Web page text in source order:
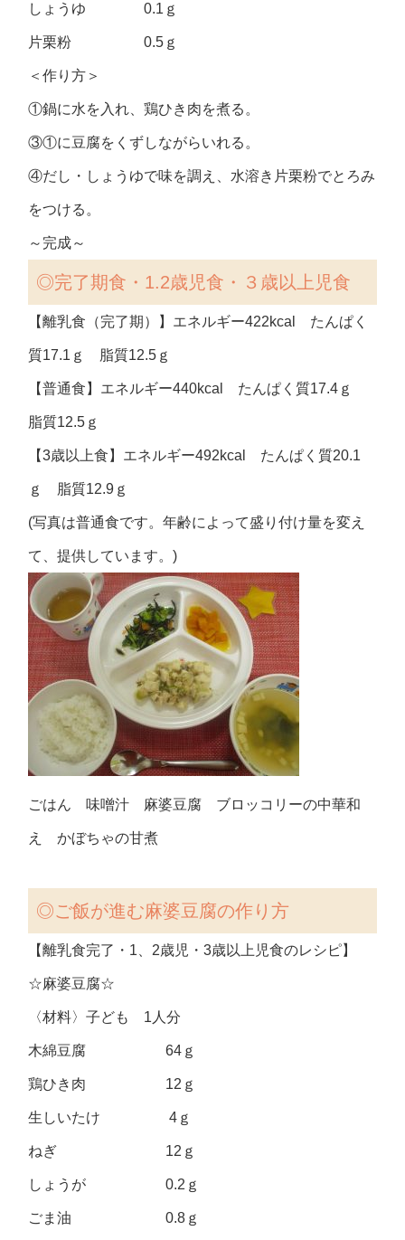
しょうゆ 0.1ｇ
片栗粉 0.5ｇ
＜作り方＞
①鍋に水を入れ、鶏ひき肉を煮る。
③①に豆腐をくずしながらいれる。
④だし・しょうゆで味を調え、水溶き片栗粉でとろみ
をつける。
～完成～
◎完了期食・1.2歳児食・３歳以上児食
【離乳食（完了期）】エネルギー422kcal たんぱく
質17.1ｇ 脂質12.5ｇ
【普通食】エネルギー440kcal たんぱく質17.4ｇ
脂質12.5ｇ
【3歳以上食】エネルギー492kcal たんぱく質20.1
ｇ 脂質12.9ｇ
(写真は普通食です。年齢によって盛り付け量を変え
て、提供しています。)
ごはん 味噌汁 麻婆豆腐 ブロッコリーの中華和
え かぼちゃの甘煮
◎ご飯が進む麻婆豆腐の作り方
【離乳食完了・1、2歳児・3歳以上児食のレシピ】
☆麻婆豆腐☆
〈材料〉子ども 1人分
木綿豆腐 64ｇ
鶏ひき肉 12ｇ
生しいたけ 4ｇ
ねぎ 12ｇ
しょうが 0.2ｇ
ごま油 0.8ｇ